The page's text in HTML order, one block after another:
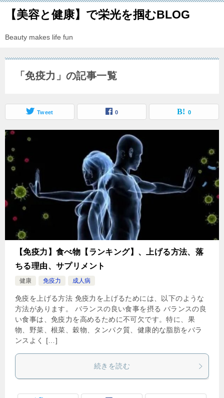
【美容と健康】で栄光を掴むBLOG
Beauty makes life fun
「免疫力」の記事一覧
Tweet 0 0
【免疫力】食べ物【ランキング】、上げる方法、落
ちる理由、サプリメント
健康 免疫力 成人病
免疫を上げる方法 免疫力を上げるためには、以下のような
方法があります。 バランスの良い食事を摂る バランスの良
い食事は、免疫力を高めるために不可欠です。特に、果
物、野菜、根菜、穀物、タンパク質、健康的な脂肪をバラ
ンスよく […]
続きを読む